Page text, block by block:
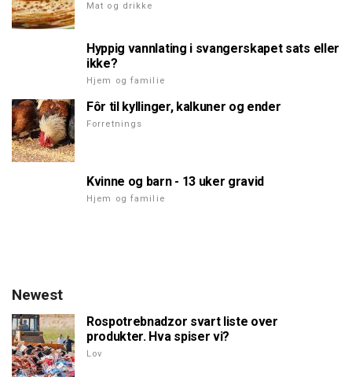
Mat og drikke
Hyppig vannlating i svangerskapet sats eller
ikke?
Hjem og familie
Fôr til kyllinger, kalkuner og ender
Forretnings
Kvinne og barn - 13 uker gravid
Hjem og familie
Newest
Rospotrebnadzor svart liste over
produkter. Hva spiser vi?
Lov